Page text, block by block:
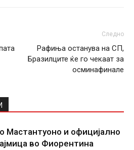
Следно
Рафиња останува на СП,
Бразилците ќе го чекаат за
осминафинале
Мастантуоно и официјално
во Фиорентина